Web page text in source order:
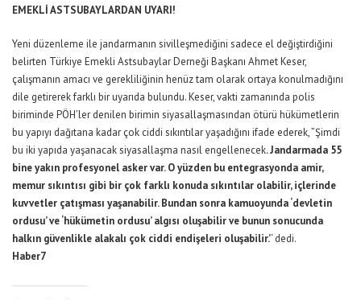
EMEKLİ ASTSUBAYLARDAN UYARI!
Yeni düzenleme ile jandarmanın sivilleşmediğini sadece el değiştirdiğini
belirten Türkiye Emekli Astsubaylar Derneği Başkanı Ahmet Keser,
çalışmanın amacı ve gerekliliğinin henüz tam olarak ortaya konulmadığını
dile getirerek farklı bir uyarıda bulundu. Keser, vakti zamanında polis
biriminde PÖH’ler denilen birimin siyasallaşmasından ötürü hükümetlerin
bu yapıyı dağıtana kadar çok ciddi sıkıntılar yaşadığını ifade ederek, ”Şimdi
bu iki yapıda yaşanacak siyasallaşma nasıl engellenecek. Jandarmada 55
bine yakın profesyonel asker var. O yüzden bu entegrasyonda amir,
memur sıkıntısı gibi bir çok farklı konuda sıkıntılar olabilir, içlerinde
kuvvetler çatışması yaşanabilir. Bundan sonra kamuoyunda ‘devletin
ordusu’ ve ‘hükümetin ordusu’ algısı oluşabilir ve bunun sonucunda
halkın güvenlikle alakalı çok ciddi endişeleri oluşabilir.’‘ dedi.
Haber7